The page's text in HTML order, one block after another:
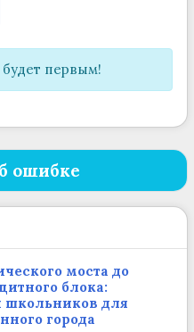
первым!
ошибке
моста до
блока:
школьников для
города